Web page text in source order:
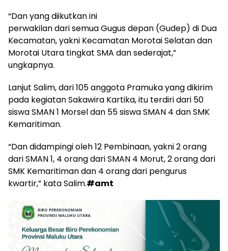
“Dan yang diikutkan ini
perwakilan dari semua Gugus depan (Gudep) di Dua
Kecamatan, yakni Kecamatan Morotai Selatan dan
Morotai Utara tingkat SMA dan sederajat,”
ungkapnya.
Lanjut Salim, dari 105 anggota Pramuka yang dikirim
pada kegiatan Sakawira Kartika, itu terdiri dari 50
siswa SMAN 1 Morsel dan 55 siswa SMAN 4 dan SMK
Kemaritiman.
“Dan didampingi oleh 12 Pembinaan, yakni 2 orang
dari SMAN 1, 4 orang dari SMAN 4 Morut, 2 orang dari
SMK Kemaritiman dan 4 orang dari pengurus
kwartir,” kata Salim.#amt